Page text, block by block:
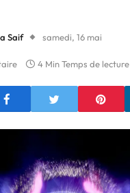
Saif samedi, 16 mai
4 Min Temps de lecture